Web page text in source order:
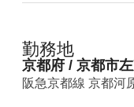
勤務地
京都府 / 京都市
阪急京都線 京都河